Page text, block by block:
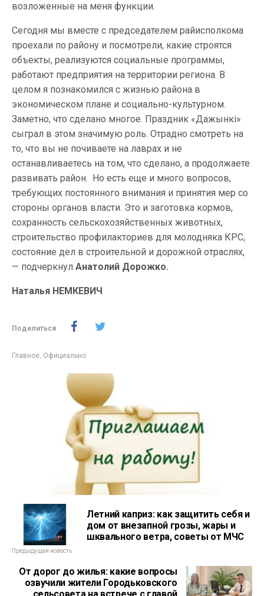
возложенные на меня функции.
Сегодня мы вместе с председателем райисполкома
проехали по району и посмотрели, какие строятся
объекты, реализуются социальные программы,
работают предприятия на территории региона. В
целом я познакомился с жизнью района в
экономическом плане и социально-культурном.
Заметно, что сделано многое. Праздник «Дажынкі»
сыграл в этом значимую роль. Отрадно смотреть на
то, что вы не почиваете на лаврах и не
останавливаетесь на том, что сделано, а продолжаете
развивать район. Но есть еще и много вопросов,
требующих постоянного внимания и принятия мер со
стороны органов власти. Это и заготовка кормов,
сохранность сельскохозяйственных животных,
строительство профилакториев для молодняка КРС,
состояние дел в строительной и дорожной отраслях,
— подчеркнул Анатолий Дорожко.
Наталья НЕМКЕВИЧ
Поделиться
Главное, Официально
Летний каприз: как защитить себя и
дом от внезапной грозы, жары и
шквального ветра, советы от МЧС
Предыдущая новость
От дорог до жилья: какие вопросы
озвучили жители Городьковского
сельсовета на встрече с главой